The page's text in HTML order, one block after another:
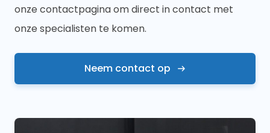
onze contactpagina om direct in contact met
onze specialisten te komen.
Neem contact op